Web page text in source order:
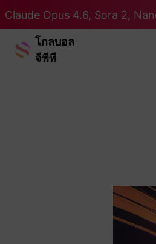
Claude Opus 4.6, Sora 2,
โกลบอล
จีพีที